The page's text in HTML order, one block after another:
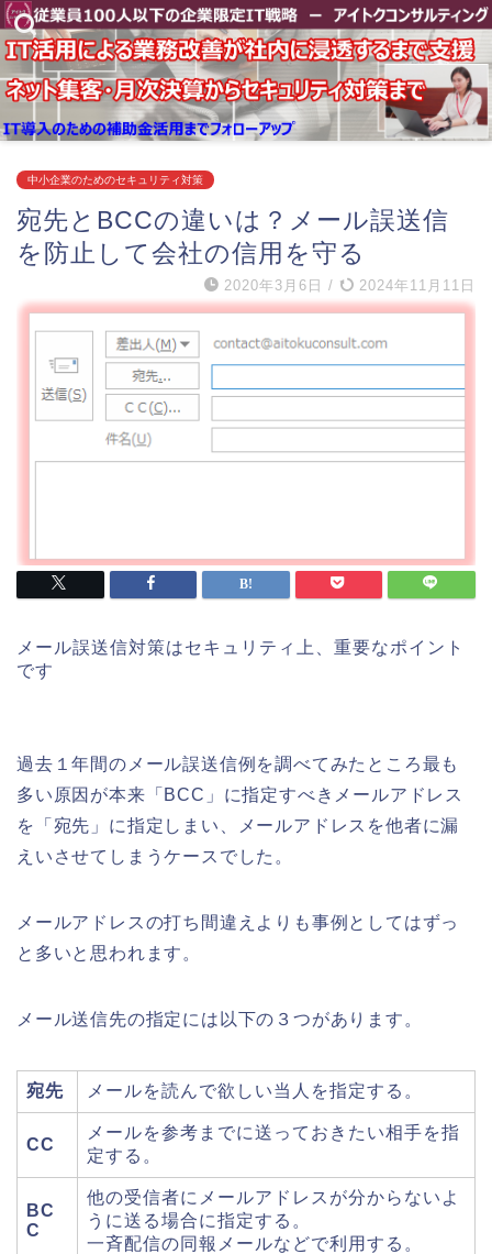
中小企業のためのセキュリティ対策
宛先とBCCの違いは？メール誤送信
を防止して会社の信用を守る
2020年3月6日 / 2024年11月11日
メール誤送信対策はセキュリティ上、重要なポイント
です
過去１年間のメール誤送信例を調べてみたところ最も
多い原因が本来「 BCC 」に指定すべきメールアドレス
を「宛先」に指定しまい、メールアドレスを他者に漏
えいさせてしまうケースでした。
メールアドレスの打ち間違えよりも事例としてはずっ
と多いと思われます。
メール送信先の指定には以下の３つがあります。
宛先 メールを読んで欲しい当人を指定する。
CC
メールを参考までに送っておきたい相手を指
定する。
BC
C
他の受信者にメールアドレスが分からないよ
うに送る場合に指定する。
一斉配信の同報メールなどで利用する。